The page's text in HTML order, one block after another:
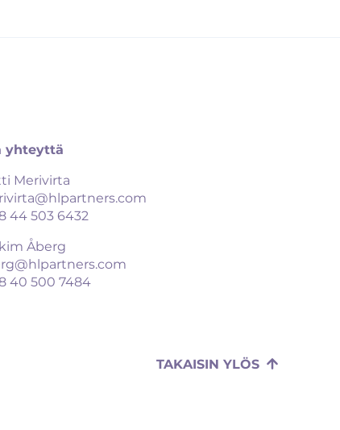
yhteyttä
Merivirta
44 503 6432
Åberg
40 500 7484
TAKAISIN YLÖS